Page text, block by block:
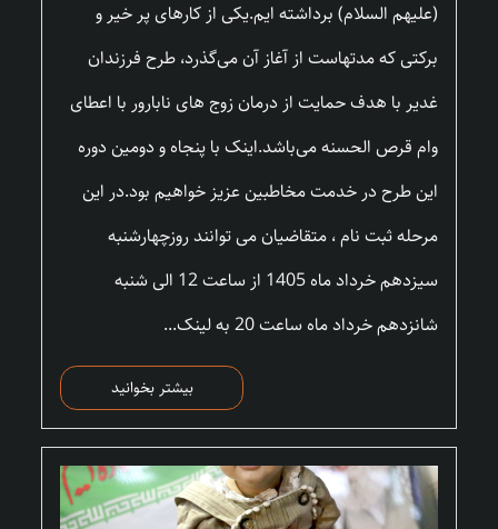
(علیهم السلام) برداشته ایم.یکی از کارهای پر خیر و
برکتی که مدتهاست از آغاز آن می‌گذرد، طرح فرزندان
غدیر با هدف حمایت از درمان زوج های نابارور با اعطای
وام قرص الحسنه می‌باشد.اینک با پنجاه و دومین دوره
این طرح در خدمت مخاطبین عزیز خواهیم بود.در این
مرحله ثبت نام ، متقاضیان می توانند روزچهارشنبه
سیزدهم خرداد ماه 1405 از ساعت 12 الی شنبه
شانزدهم خرداد ماه ساعت 20 به لینک...
بیشتر بخوانید